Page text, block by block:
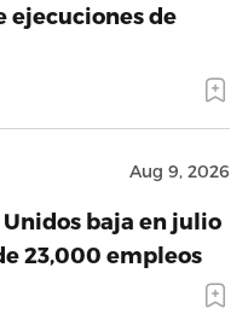
ejecuciones de
Aug 9, 2026
baja en julio
23,000 empleos